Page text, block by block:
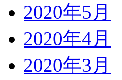
2020年5月
2020年4月
2020年3月